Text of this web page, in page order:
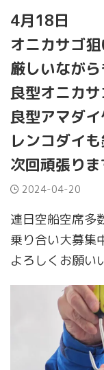
4月18日
オニカサゴ狙
厳しいながら
良型オニカサ
良型アマダイ
レンコダイ
次回頑張りま
2024-04-20
連日空船空席多
乗り合い大募集
よろしくお願い